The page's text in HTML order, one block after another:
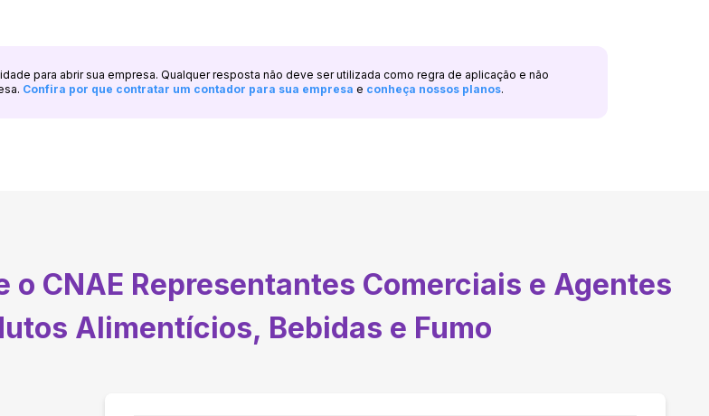
para abrir sua empresa. Qualquer resposta não deve ser utilizada como regra de aplicação e não
Confira por que contratar um contador para sua empresa e conheça nossos planos.
o CNAE Representantes Comerciais e Agentes
Alimentícios, Bebidas e Fumo